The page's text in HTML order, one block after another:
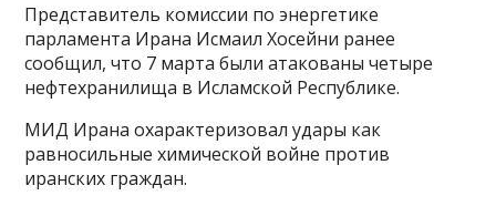
Представитель комиссии по энергетике
парламента Ирана Исмаил Хосейни ранее
сообщил, что 7 марта были атакованы четыре
нефтехранилища в Исламской Республике.
МИД Ирана охарактеризовал удары как
равносильные химической войне против
иранских граждан.